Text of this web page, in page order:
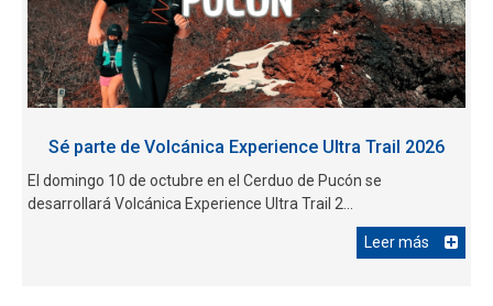
Sé parte de Volcánica Experience Ultra Trail 2026
El domingo 10 de octubre en el Cerduo de Pucón se
desarrollará Volcánica Experience Ultra Trail 2...
Leer más